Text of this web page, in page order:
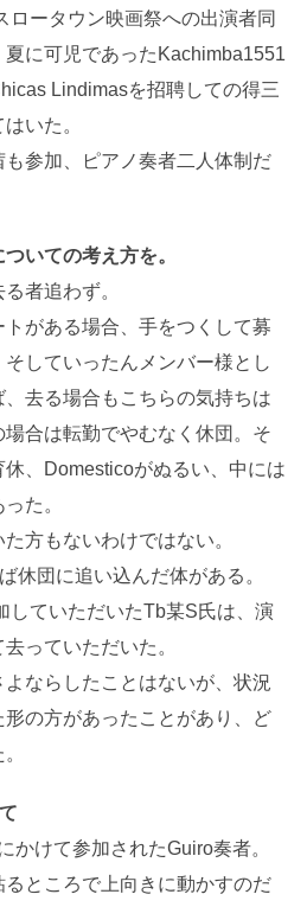
ロータウン映画祭への出演者同
に可児であったKachimba1551
Lindimasを招聘しての得三
いた。
参加、ピアノ奏者二人体制だ
いての考え方を。
者追わず。
がある場合、手をつくして募
していったんメンバー様とし
去る場合もこちらの気持ちは
場合は転勤でやむなく休団。そ
、Domesticoがぬるい、中には
た。
方もないわけではない。
休団に追い込んだ体がある。
していただいたTb某S氏は、演
っていただいた。
ならしたことはないが、状況
の方があったことがあり、ど
かけて参加されたGuiro奏者。
ところで上向きに動かすのだ